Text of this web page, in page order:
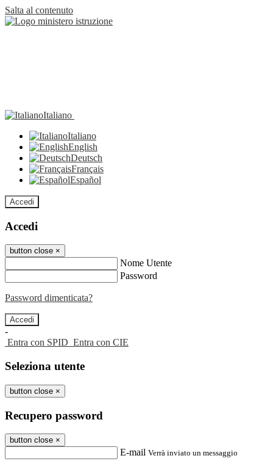
Salta al contenuto
Italiano
Italiano
English
Deutsch
Français
Español
Accedi
Accedi
button close ×
Nome Utente
Password
Password dimenticata?
-
Entra con SPID Entra con CIE
Seleziona utente
button close ×
Recupero password
button close ×
E-mail Verrà inviato un messaggio